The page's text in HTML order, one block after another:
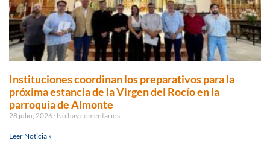
Instituciones coordinan los preparativos para la
próxima estancia de la Virgen del Rocío en la
parroquia de Almonte
28 julio, 2026 No hay comentarios
Leer Noticia »